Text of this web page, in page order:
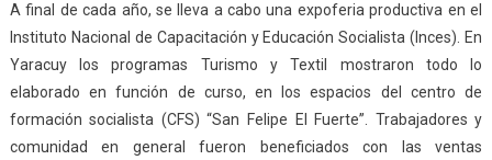
A final de cada año, se lleva a cabo una expoferia productiva en el
Instituto Nacional de Capacitación y Educación Socialista (Inces). En
Yaracuy los programas Turismo y Textil mostraron todo lo
elaborado en función de curso, en los espacios del centro de
formación socialista (CFS) “San Felipe El Fuerte”. Trabajadores y
comunidad en general fueron beneficiados con las ventas